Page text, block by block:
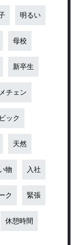
明るい
母校
新卒生
チェン
ビック
天然
物 入社
ク 緊張
休憩時間